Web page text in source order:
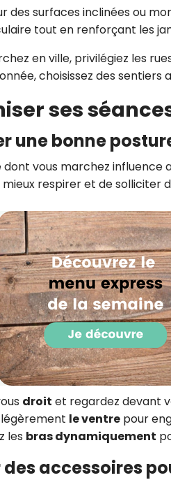
des surfaces inclinées ou
tout en renforçant les
en ville, privilégiez les
choisissez des sentiers
ses
une bonne
dont vous marchez
respirer et de solliciter
droit et regardez devant
le ventre pour
les bras dynamiquement
des accessoires